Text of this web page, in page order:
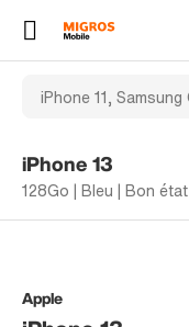
iPhone 13
128Go | Bleu | Bon état
Apple